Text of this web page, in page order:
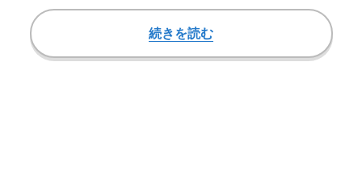
春」の報道に…
続きを読む